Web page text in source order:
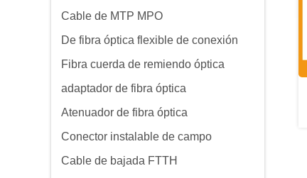
Cable de MTP MPO
De fibra óptica flexible de conexión
Fibra cuerda de remiendo óptica
adaptador de fibra óptica
Atenuador de fibra óptica
Conector instalable de campo
Cable de bajada FTTH